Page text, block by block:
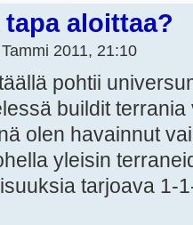
aloittaa?
2011, 21:10
pohtii
buildit
olen havainnut
yleisin
tarjoava 1-